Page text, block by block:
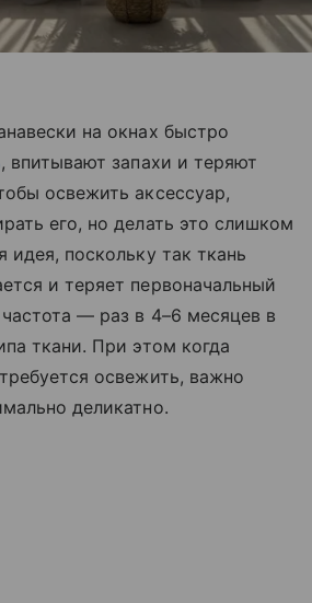
на окнах быстро
, впитывают запахи и теряют
освежить аксессуар,
его, но делать это слишком
поскольку так ткань
и теряет первоначальный
— раз в 4–6 месяцев в
ткани. При этом когда
освежить, важно
деликатно.